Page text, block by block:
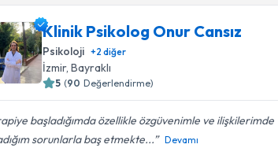
Klinik Psikolog Onur Cansız
Psikoloji +2 diğer
İzmir, Bayraklı
5 (90 Değerlendirme)
başladığımda özellikle özgüvenimle ve ilişkilerimde
sorunlarla baş etmekte...
Devamı